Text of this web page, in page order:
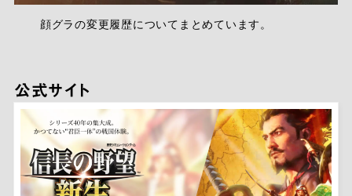
顔グラの変更履歴についてまとめています。
公式サイト